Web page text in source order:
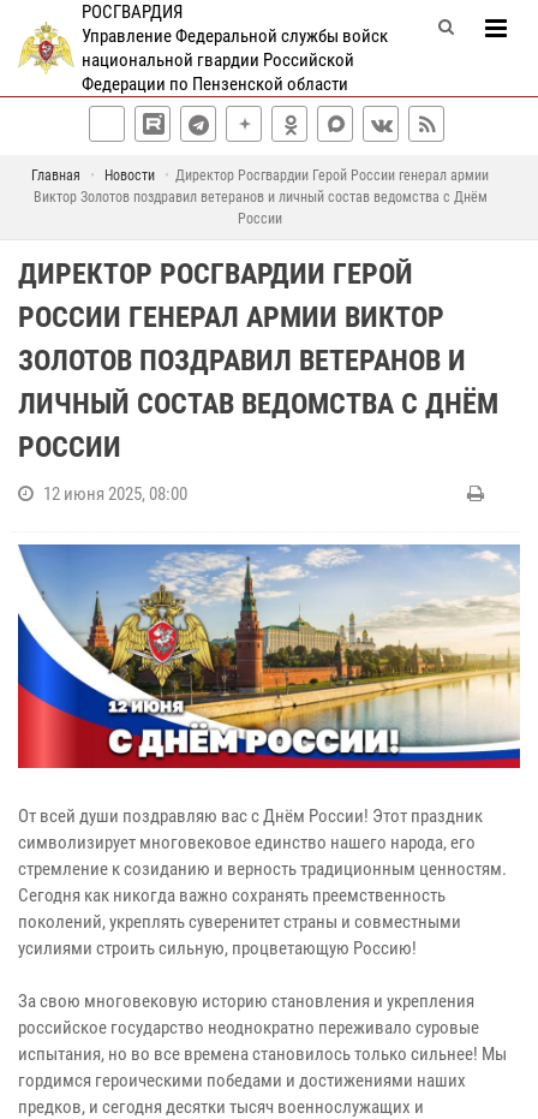
РОСГВАРДИЯ
Управление Федеральной службы войск
национальной гвардии Российской
Федерации по Пензенской области
Главная Новости
Директор Росгвардии Герой России генерал армии
Виктор Золотов поздравил ветеранов и личный состав ведомства с Днём
России
ДИРЕКТОР РОСГВАРДИИ ГЕРОЙ
РОССИИ ГЕНЕРАЛ АРМИИ ВИКТОР
ЗОЛОТОВ ПОЗДРАВИЛ ВЕТЕРАНОВ И
ЛИЧНЫЙ СОСТАВ ВЕДОМСТВА С ДНЁМ
РОССИИ
12 июня 2025, 08:00
От всей души поздравляю вас с Днём России! Этот праздник
символизирует многовековое единство нашего народа, его
стремление к созиданию и верность традиционным ценностям.
Сегодня как никогда важно сохранять преемственность
поколений, укреплять суверенитет страны и совместными
усилиями строить сильную, процветающую Россию!
За свою многовековую историю становления и укрепления
российское государство неоднократно переживало суровые
испытания, но во все времена становилось только сильнее! Мы
гордимся героическими победами и достижениями наших
предков, и сегодня десятки тысяч военнослужащих и